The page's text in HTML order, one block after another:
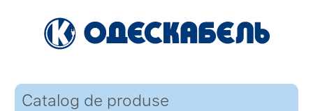
Catalog de produse